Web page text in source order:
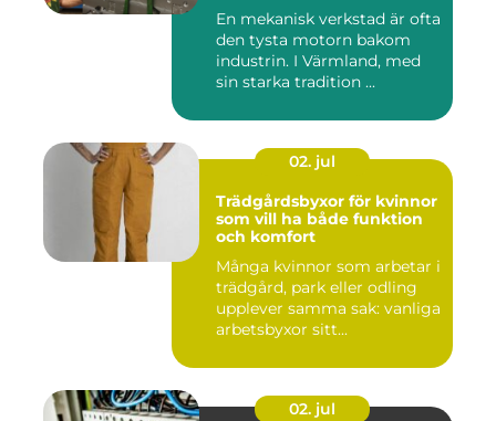
En mekanisk verkstad är ofta
den tysta motorn bakom
industrin. I Värmland, med
sin starka tradition ...
02. jul
Trädgårdsbyxor för kvinnor
som vill ha både funktion
och komfort
Många kvinnor som arbetar i
trädgård, park eller odling
upplever samma sak: vanliga
arbetsbyxor sitt...
02. jul